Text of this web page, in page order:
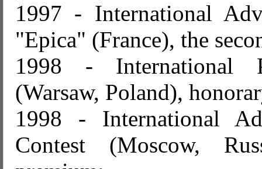
1997 - International
"Epica" (France), the
1998 - International
(Warsaw, Poland),
1998 - International
Contest (Moscow,